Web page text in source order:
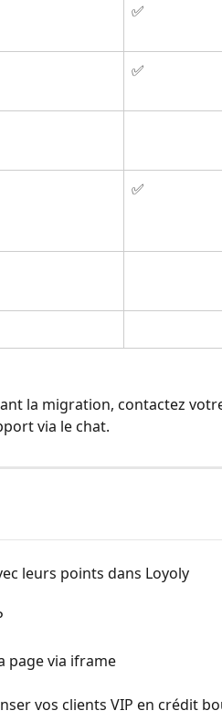
✅
✅
✅
la migration, contactez
via le chat.
leurs points dans Loyoly
page via iframe
vos clients VIP en crédit